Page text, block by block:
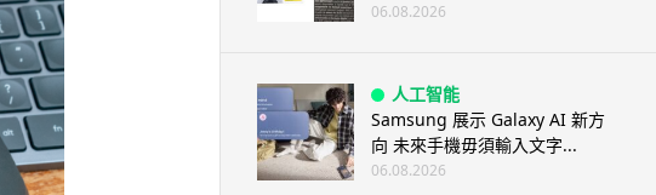
06.08.2026
人工智能
Samsung 展示 Galaxy AI 新方
向 未來手機毋須輸入文字...
06.08.2026